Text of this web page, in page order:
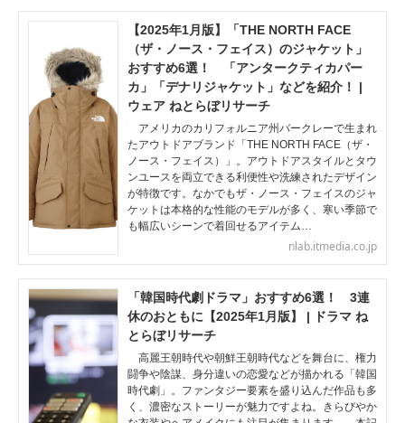
【2025年1月版】「THE NORTH FACE
（ザ・ノース・フェイス）のジャケット」
おすすめ6選！ 「アンタークティカパー
カ」「デナリジャケット」などを紹介！ |
ウェア ねとらぼリサーチ
アメリカのカリフォルニア州バークレーで生まれ
たアウトドアブランド「THE NORTH FACE（ザ・
ノース・フェイス）」。アウトドアスタイルとタウ
ンユースを両立できる利便性や洗練されたデザイン
が特徴です。なかでもザ・ノース・フェイスのジャ
ケットは本格的な性能のモデルが多く、寒い季節で
も幅広いシーンで着回せるアイテム…
nlab.itmedia.co.jp
「韓国時代劇ドラマ」おすすめ6選！ 3連
休のおともに【2025年1月版】 | ドラマ ね
とらぼリサーチ
高麗王朝時代や朝鮮王朝時代などを舞台に、権力
闘争や陰謀、身分違いの恋愛などが描かれる「韓国
時代劇」。ファンタジー要素を盛り込んだ作品も多
く、濃密なストーリーが魅力ですよね。きらびやか